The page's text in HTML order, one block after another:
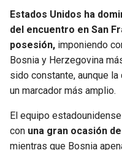
Estados Unidos ha
del encuentro en San
posesión, imponiendo
Bosnia y Herzegovina
sido constante, aunque
un marcador más amplio.
El equipo
con una gran ocasión
mientras que Bosnia